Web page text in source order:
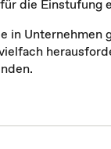
die
in